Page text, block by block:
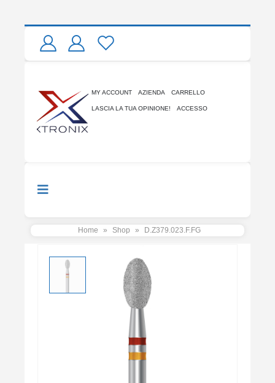
MY ACCOUNT AZIENDA CARRELLO
LASCIA LA TUA OPINIONE! ACCESSO
Home » Shop » D.Z379.023.F.FG